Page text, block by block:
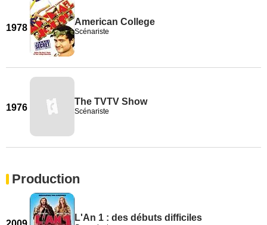
1978
American College
Scénariste
1976
The TVTV Show
Scénariste
Production
L'An 1 : des débuts difficiles